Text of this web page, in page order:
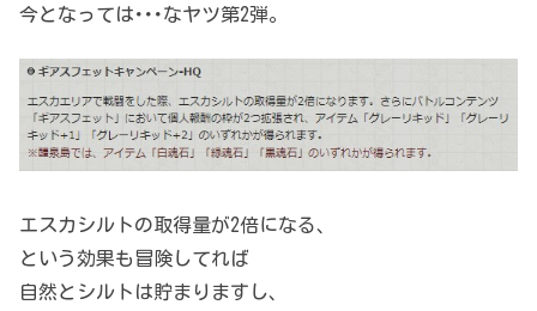
今となっては･･･なヤツ第2弾。
エスカシルトの取得量が2倍になる、
という効果も冒険してれば
自然とシルトは貯まりますし、